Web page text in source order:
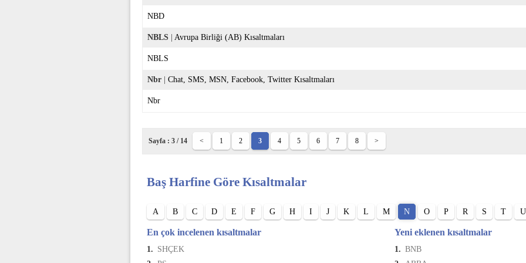
NBD
NBLS Avrupa Birliği (AB) Kısaltmaları
NBLS
Nbr Chat, SMS, MSN, Facebook, Twitter Kısaltmaları
Nbr
Sayfa : 3 / 14 < 1 2 3 4 5 6 7 8 >
Baş Harfine Göre Kısaltmalar
A B C D E F G H I J K L M N O P R S T U
En çok incelenen kısaltmalar
1. SHÇEK
Yeni eklenen kısaltmalar
1. BNB